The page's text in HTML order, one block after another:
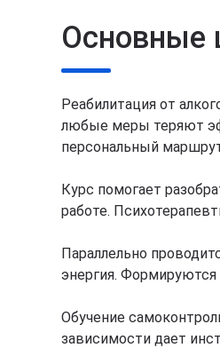
Основные
Реабилитация от
любые меры теряют
персональный
Курс помогает
работе.
Параллельно
энергия. Формируются
Обучение
зависимости дает